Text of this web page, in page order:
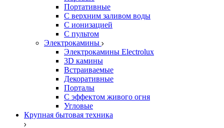
Портативные
С верхним заливом воды
С ионизацией
С пультом
Электрокамины
Электрокамины Electrolux
3D камины
Встраиваемые
Декоративные
Порталы
С эффектом живого огня
Угловые
Крупная бытовая техника